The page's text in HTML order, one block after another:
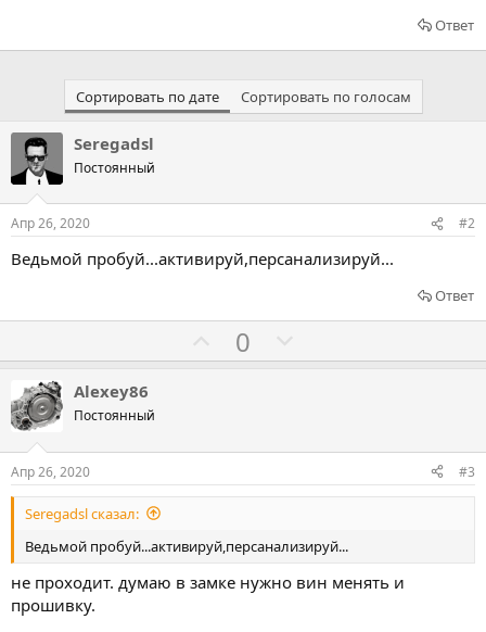
Ответ
Сортировать по дате Сортировать по голосам
Seregadsl
Постоянный
Апр 26, 2020 #2
Ведьмой пробуй...активируй,персанализируй...
Ответ
о
с
в
т
ь
з
0
о
с
в
т
ь
п
Alexey86
Постоянный
Апр 26, 2020 #3
Seregadsl сказал:
Ведьмой пробуй...активируй,персанализируй...
не проходит. думаю в замке нужно вин менять и
прошивку.